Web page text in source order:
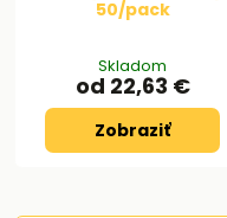
50/pack
Skladom
od 22,63 €
Zobraziť